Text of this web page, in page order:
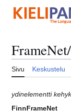
sisältöön
Sivu Keskustelu
ydinelementti
FinnFrameNet